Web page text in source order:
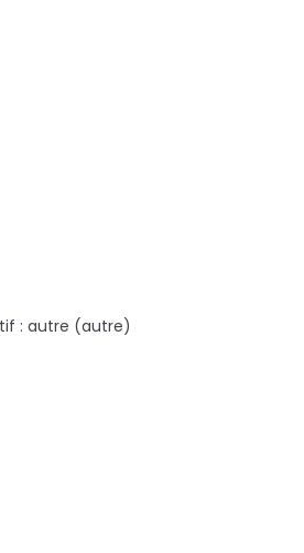
: autre (autre)